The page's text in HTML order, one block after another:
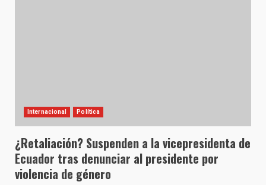
Internacional Política
¿Retaliación? Suspenden a la vicepresidenta de
Ecuador tras denunciar al presidente por
violencia de género